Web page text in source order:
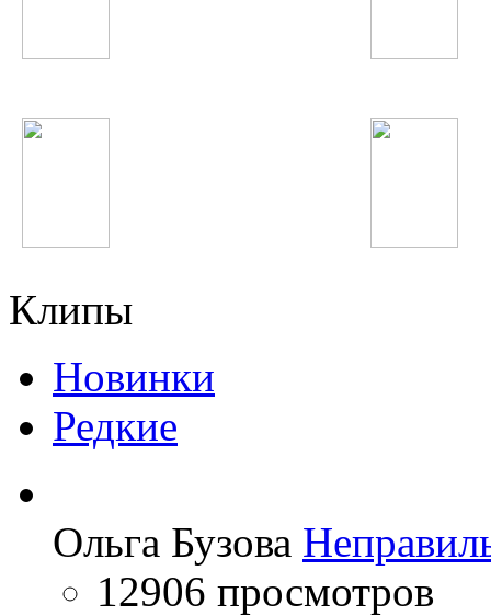
Клипы
Новинки
Редкие
Ольга Бузова
12906 просмотров